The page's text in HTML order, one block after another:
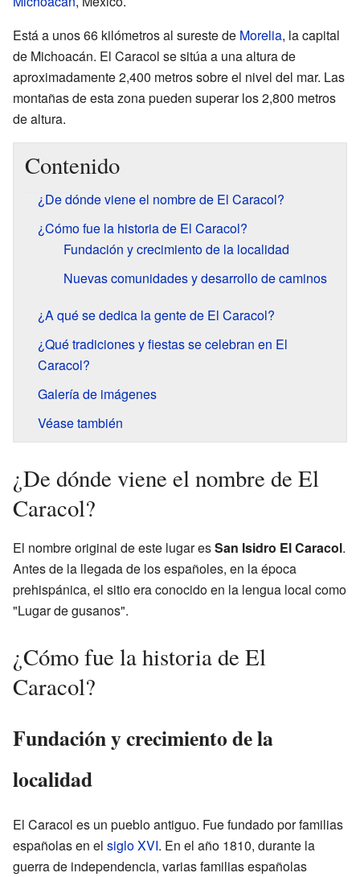
Está a unos 66 kilómetros al sureste de Morelia, la capital
de Michoacán. El Caracol se sitúa a una altura de
aproximadamente 2,400 metros sobre el nivel del mar. Las
montañas de esta zona pueden superar los 2,800 metros
de altura.
Contenido
¿De dónde viene el nombre de El Caracol?
¿Cómo fue la historia de El Caracol?
Fundación y crecimiento de la localidad
Nuevas comunidades y desarrollo de caminos
¿A qué se dedica la gente de El Caracol?
¿Qué tradiciones y fiestas se celebran en El
Caracol?
Galería de imágenes
Véase también
¿De dónde viene el nombre de El
Caracol?
El nombre original de este lugar esSan Isidro El Caracol.
Antes de la llegada de los españoles, en la época
prehispánica, el sitio era conocido en la lengua local como
"Lugar de gusanos".
¿Cómo fue la historia de El
Caracol?
Fundación y crecimiento de la
localidad
El Caracol es un pueblo antiguo. Fue fundado por familias
españolas en el siglo XVI. En el año 1810, durante la
guerra de independencia, varias familias españolas